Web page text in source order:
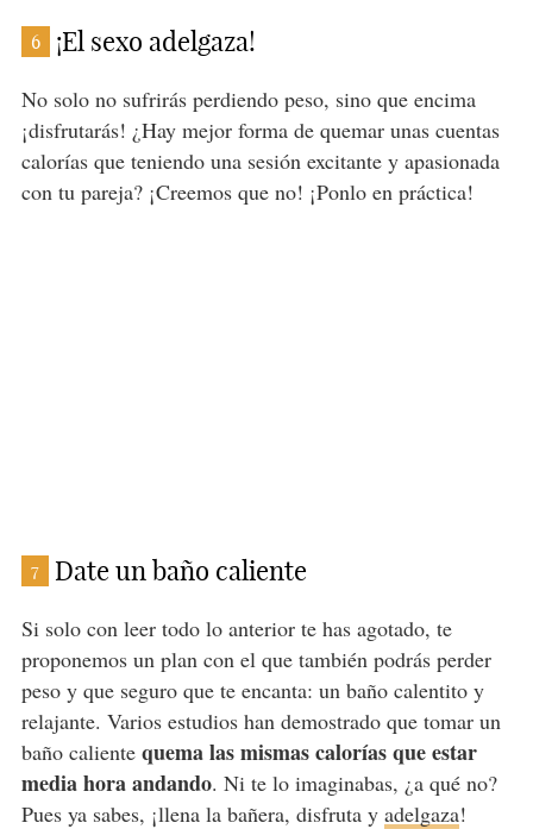
6 ¡El sexo adelgaza!
No solo no sufrirás perdiendo peso, sino que encima
¡disfrutarás! ¿Hay mejor forma de quemar unas cuentas
calorías que teniendo una sesión excitante y apasionada
con tu pareja? ¡Creemos que no! ¡Ponlo en práctica!
7 Date un baño caliente
Si solo con leer todo lo anterior te has agotado, te
proponemos un plan con el que también podrás perder
peso y que seguro que te encanta: un baño calentito y
relajante. Varios estudios han demostrado que tomar un
baño caliente quema las mismas calorías que estar
media hora andando. Ni te lo imaginabas, ¿a qué no?
Pues ya sabes, ¡llena la bañera, disfruta y adelgaza!